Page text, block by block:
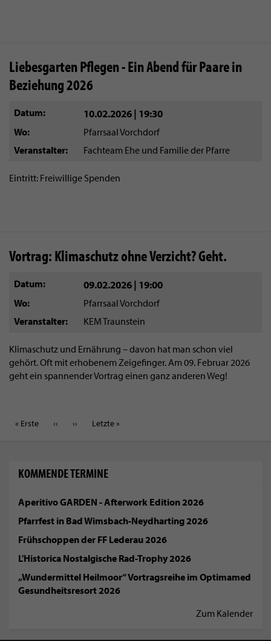
Liebesgarten Pflegen - Ein Abend für Paare in
Beziehung 2026
Datum 10.02.2026 | 19:30
Wo
Pfarrsaal Vorchdorf
Veranstalter
Fachteam Ehe und Familie der Pfarre
Eintritt: Freiwillige Spenden
Vortrag: Klimaschutz ohne Verzicht? Geht.
Datum 09.02.2026 | 19:00
Wo
Pfarrsaal Vorchdorf
Veranstalter
KEM Traunstein
Klimaschutz und Ernährung – davon hat man schon viel
gehört. Oft mit erhobenem Zeigefinger. Am 09. Februar 2026
geht ein spannender Vortrag einen ganz anderen Weg!
Erste
« Erste
Vorherige
‹‹
Nächste
››
Letzte
Letzte »
KOMMENDE TERMINE
Aperitivo GARDEN - Afterwork Edition 2026
Pfarrfest in Bad Wimsbach-Neydharting 2026
Frühschoppen der FF Lederau 2026
L'Historica Nostalgische Rad-Trophy 2026
„Wundermittel Heilmoor“ Vortragsreihe im Optimamed
Gesundheitsresort 2026
Zum Kalender